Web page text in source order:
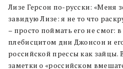
Лизе Герсон по-русски: «Меня
завидую Лизе: я не то что
– просто поймать его не смог:
плебисцитом дни Джонсон и
российской прессы как зайцы.
заметки о «российском